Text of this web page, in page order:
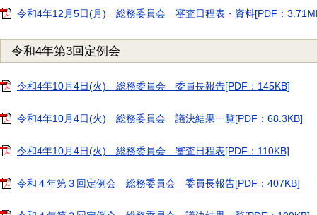
令和4年12月5日(月) 総務委員会 審査日程表・資料[PDF：
令和4年第3回定例会
令和4年10月4日(火) 総務委員会 委員長報告[PDF：145KB]
令和4年10月4日(火) 総務委員会 議決結果一覧[PDF：68.3KB]
令和4年10月4日(火) 総務委員会 審査日程表[PDF：110KB]
令和４年第３回定例会 総務委員会 委員長報告[PDF：407KB]